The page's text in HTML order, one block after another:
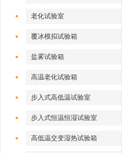
老化试验室
覆冰模拟试验箱
盐雾试验箱
高温老化试验箱
步入式高低温试验室
步入式恒温恒湿试验室
高低温交变湿热试验箱